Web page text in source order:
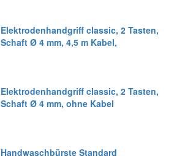
Elektrodenhandgriff classic, 2 Tasten,
Schaft Ø 4 mm, 4,5 m Kabel,
Elektrodenhandgriff classic, 2 Tasten,
Schaft Ø 4 mm, ohne Kabel
Handwaschbürste Standard